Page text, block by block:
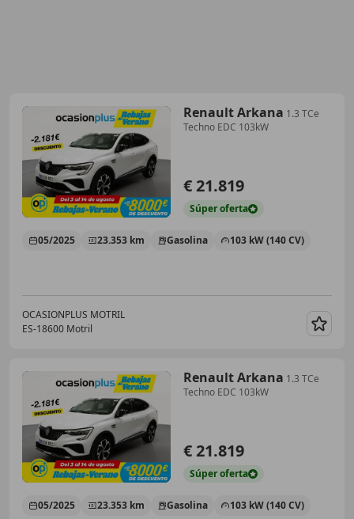
Renault Arkana 1.3 TCe
Techno EDC 103kW
€ 21.819
Súperoferta
05/2025 23.353 km Gasolina 103 kW (140 CV)
OCASIONPLUS MOTRIL
ES-18600 Motril
Renault Arkana 1.3 TCe
Techno EDC 103kW
€ 21.819
Súperoferta
05/2025 23.353 km Gasolina 103 kW (140 CV)